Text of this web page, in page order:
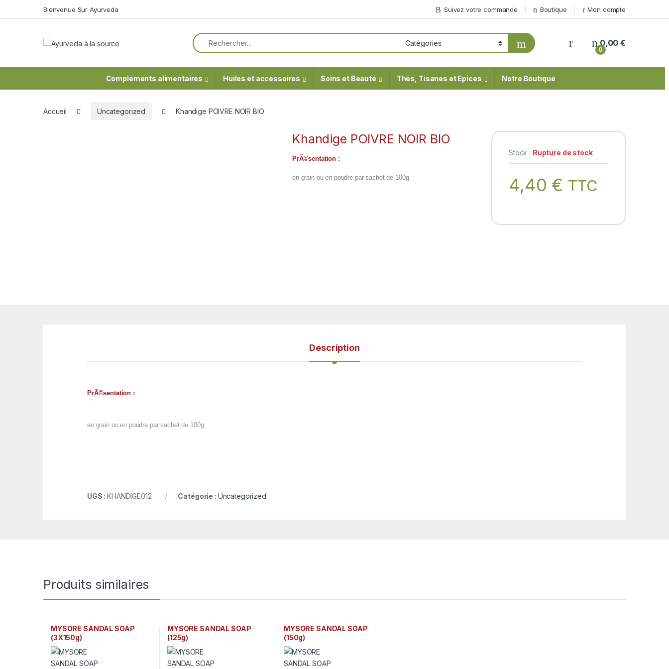
Bienvenue Sur Ayurveda Suivez votre commande Boutique Mon compte
Search for:
My Account
0
0,00€
Compléments alimentaires Huiles et accessoires Soins et Beauté Thés, Tisanes et Epices Notre Boutique
Accueil Uncategorized Khandige POIVRE NOIR BIO
Khandige POIVRE NOIR BIO
PrÃ©sentation :
en grain ou en poudre par sachet de 100g
Stock : Rupture de stock
4,40 € TTC
Description
PrÃ©sentation :
en grain ou en poudre par sachet de 100g
UGS :KHANDIGE012 Catégorie : Uncategorized
Produits similaires
MYSORE SANDAL SOAP
(3X150g)
MYSORE SANDAL SOAP
(125g)
MYSORE SANDAL SOAP
(150g)